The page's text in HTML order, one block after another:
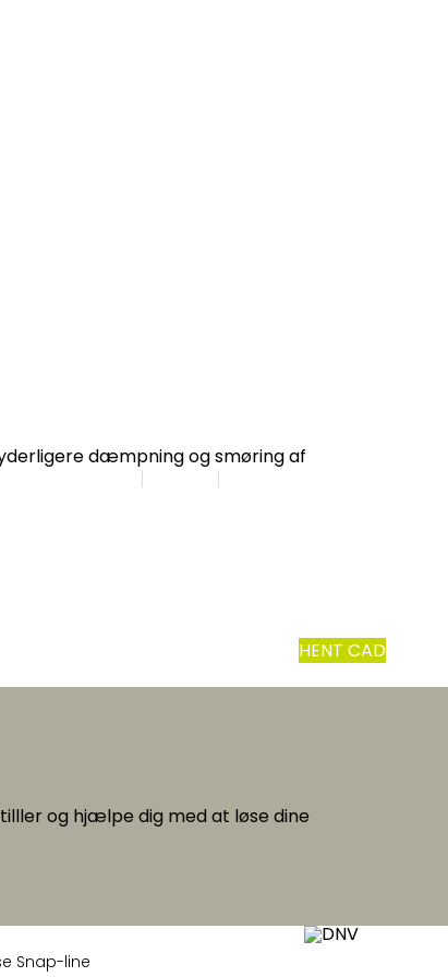
Snap-line
dæmpning og smøring af
HENT CAD
og hjælpe dig med at løse dine